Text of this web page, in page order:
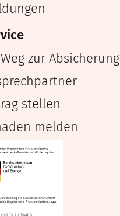
zur Absicherung
stellen
melden